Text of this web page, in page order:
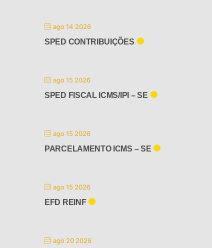
ago 14 2026
SPED CONTRIBUIÇÕES
ago 15 2026
SPED FISCAL ICMS/IPI – SE
ago 15 2026
PARCELAMENTO ICMS – SE
ago 15 2026
EFD REINF
ago 20 2026